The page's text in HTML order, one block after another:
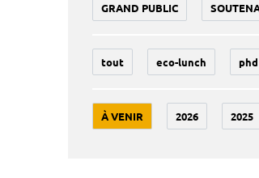
GRAND PUBLIC
tout eco-lunch
À VENIR 2026 2025